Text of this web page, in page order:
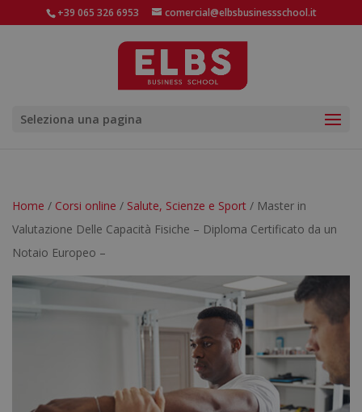
+39 065 326 6953 comercial@elbsbusinessschool.it
Seleziona una pagina
Home / Corsi online / Salute, Scienze e Sport / Master in
Valutazione Delle Capacità Fisiche – Diploma Certificato da un
Notaio Europeo –